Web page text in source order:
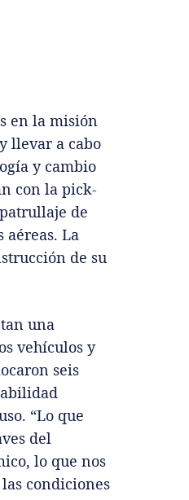
en la misión
llevar a cabo
y cambio
con la pick-
de
aéreas. La
de su
una
vehículos y
seis
“Lo que
del
lo que nos
condiciones